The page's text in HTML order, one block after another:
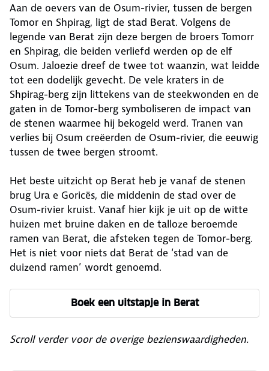
Aan de oevers van de Osum-rivier, tussen de bergen
Tomor en Shpirag, ligt de stad Berat. Volgens de
legende van Berat zijn deze bergen de broers Tomorr
en Shpirag, die beiden verliefd werden op de elf
Osum. Jaloezie dreef de twee tot waanzin, wat leidde
tot een dodelijk gevecht. De vele kraters in de
Shpirag-berg zijn littekens van de steekwonden en de
gaten in de Tomor-berg symboliseren de impact van
de stenen waarmee hij bekogeld werd. Tranen van
verlies bij Osum creëerden de Osum-rivier, die eeuwig
tussen de twee bergen stroomt.
Het beste uitzicht op Berat heb je vanaf de stenen
brug Ura e Goricës, die middenin de stad over de
Osum-rivier kruist. Vanaf hier kijk je uit op de witte
huizen met bruine daken en de talloze beroemde
ramen van Berat, die afsteken tegen de Tomor-berg.
Het is niet voor niets dat Berat de ‘stad van de
duizend ramen’ wordt genoemd.
Boek een uitstapje in Berat
Scroll verder voor de overige bezienswaardigheden.